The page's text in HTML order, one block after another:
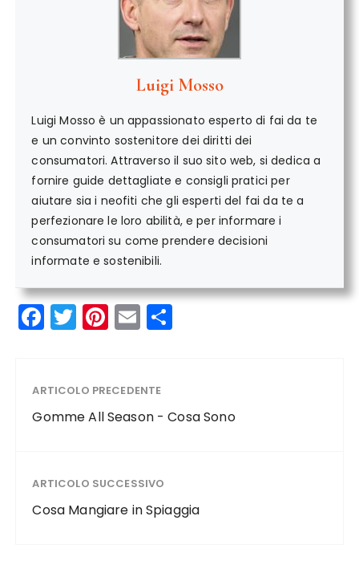
Luigi Mosso
Luigi Mosso è un appassionato esperto di fai da te
e un convinto sostenitore dei diritti dei
consumatori. Attraverso il suo sito web, si dedica a
fornire guide dettagliate e consigli pratici per
aiutare sia i neofiti che gli esperti del fai da te a
perfezionare le loro abilità, e per informare i
consumatori su come prendere decisioni
informate e sostenibili.
F
a
e
b
o
k
T
w
te
r
Pi
n
re
st
E
m
l
vi
ARTICOLO PRECEDENTE
Gomme All Season - Cosa Sono
ARTICOLO SUCCESSIVO
Cosa Mangiare in Spiaggia